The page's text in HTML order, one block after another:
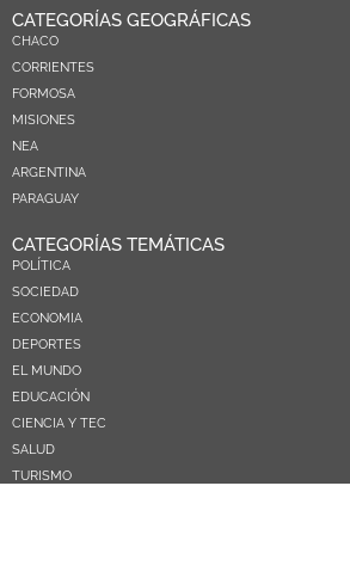
CATEGORÍAS GEOGRÁFICAS
CHACO
CORRIENTES
FORMOSA
MISIONES
NEA
ARGENTINA
PARAGUAY
CATEGORÍAS TEMÁTICAS
POLÍTICA
SOCIEDAD
ECONOMIA
DEPORTES
EL MUNDO
EDUCACIÓN
CIENCIA Y TEC
SALUD
TURISMO